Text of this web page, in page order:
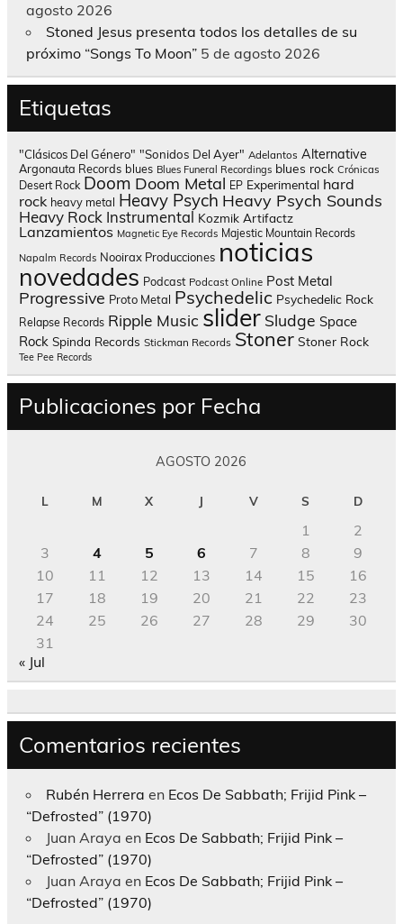
agosto 2026
Stoned Jesus presenta todos los detalles de su
próximo “Songs To Moon” 5 de agosto 2026
Etiquetas
"Clásicos Del Género" "Sonidos Del Ayer" Adelantos Alternative
Argonauta Records blues Blues Funeral Recordings blues rock Crónicas
Desert Rock Doom Doom Metal EP Experimental hard
rock heavy metal Heavy Psych Heavy Psych Sounds
Heavy Rock Instrumental Kozmik Artifactz
Lanzamientos Magnetic Eye Records Majestic Mountain Records
Napalm Records Nooirax Producciones noticias
novedades Podcast Podcast Online Post Metal
Progressive Proto Metal Psychedelic Psychedelic Rock
Relapse Records Ripple Music slider Sludge Space
Rock Spinda Records Stickman Records Stoner Stoner Rock
Tee Pee Records
Publicaciones por Fecha
AGOSTO 2026
L M X J V S D
1
2
3
4 5 6 7 8
9
10
11 12 13 14 15
16
17
18 19 20 21 22
23
24
25 26 27 28 29
30
31
« Jul
Comentarios recientes
Rubén Herrera en Ecos De Sabbath; Frijid Pink –
“Defrosted” (1970)
Juan Araya en Ecos De Sabbath; Frijid Pink –
“Defrosted” (1970)
Juan Araya en Ecos De Sabbath; Frijid Pink –
“Defrosted” (1970)